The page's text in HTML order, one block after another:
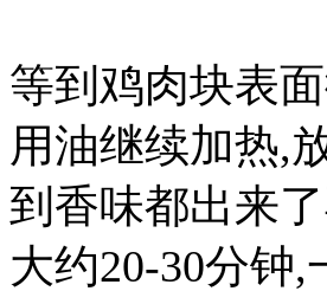
等到鸡肉块表
用油继续加热,
到香味都出来
大约20-30分钟